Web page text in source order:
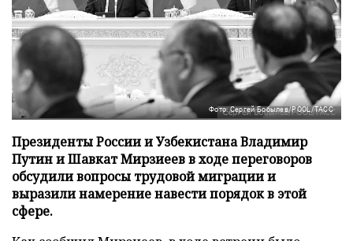
Фото: Сергей Бобылев/POOL/ТАСС
Президенты России и Узбекистана Владимир
Путин и Шавкат Мирзиеев в ходе переговоров
обсудили вопросы трудовой миграции и
выразили намерение навести порядок в этой
сфере.